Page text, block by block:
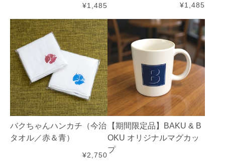
¥1,485 ¥1,485
バクちゃんハンカチ（今治
タオル／赤＆青）
¥2,750
【期間限定品】BAKU & B
OKU オリジナルマグカッ
プ